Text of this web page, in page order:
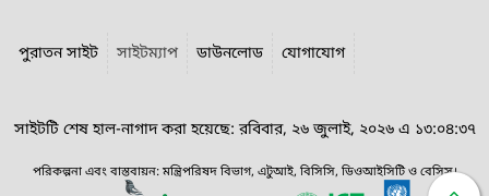
পুরাতন সাইট সাইটম্যাপ ডাউনলোড যোগাযোগ
সাইটটি শেষ হাল-নাগাদ করা হয়েছে: রবিবার, ২৬ জুলাই, ২০২৬ এ ১৩:০৪:৩৭
পরিকল্পনা এবং বাস্তবায়ন: মন্ত্রিপরিষদ বিভাগ, এটুআই, বিসিসি, ডিওআইসিটি ও বেসিস।